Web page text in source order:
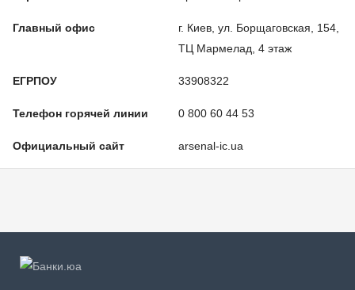
Главный офис
г. Киев, ул. Борщаговская, 154,
ТЦ Мармелад, 4 этаж
ЕГРПОУ 33908322
Телефон горячей линии 0 800 60 44 53
Официальный сайт arsenal-ic.ua